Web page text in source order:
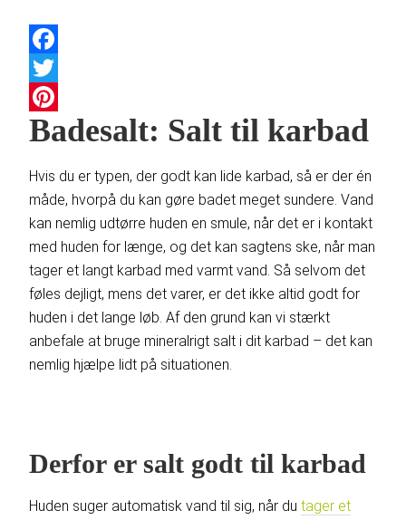
Facebook
Twitter
Pinterest
Badesalt: Salt til karbad
Hvis du er typen, der godt kan lide karbad, så er der én
måde, hvorpå du kan gøre badet meget sundere. Vand
kan nemlig udtørre huden en smule, når det er i kontakt
med huden for længe, og det kan sagtens ske, når man
tager et langt karbad med varmt vand. Så selvom det
føles dejligt, mens det varer, er det ikke altid godt for
huden i det lange løb. Af den grund kan vi stærkt
anbefale at bruge mineralrigt salt i dit karbad – det kan
nemlig hjælpe lidt på situationen.
Derfor er salt godt til karbad
Huden suger automatisk vand til sig, når dutager et